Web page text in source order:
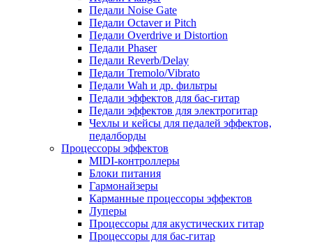
Педали Noise Gate
Педали Octaver и Pitch
Педали Overdrive и Distortion
Педали Phaser
Педали Reverb/Delay
Педали Tremolo/Vibrato
Педали Wah и др. фильтры
Педали эффектов для бас-гитар
Педали эффектов для электрогитар
Чехлы и кейсы для педалей эффектов,
педалборды
Процессоры эффектов
MIDI-контроллеры
Блоки питания
Гармонайзеры
Карманные процессоры эффектов
Луперы
Процессоры для акустических гитар
Процессоры для бас-гитар